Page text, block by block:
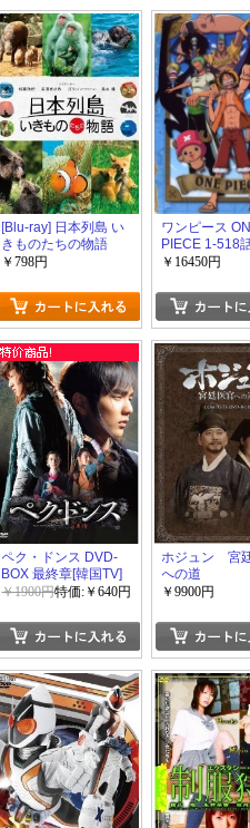
[Blu-ray] 日本列島 い
きものたちの物語
￥798円
ワンピース
PIECE 1-518
+OVA[アニメ
￥16450円
ペク・ドンス DVD-
BOX 最終章[韓国TV]
￥1900円特価:￥640円
ホジュン 宮
への道
COMPLETE
￥9900円